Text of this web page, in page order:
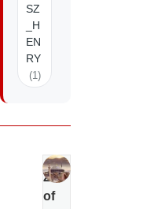
SZ
_H
EN
RY
(1)
Z
of